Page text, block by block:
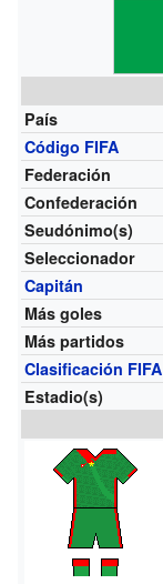
País
Código FIFA
Federación
Confederación
Seudónimo(s)
Seleccionador
Capitán
Más goles
Más partidos
Clasificación FIFA
Estadio(s)